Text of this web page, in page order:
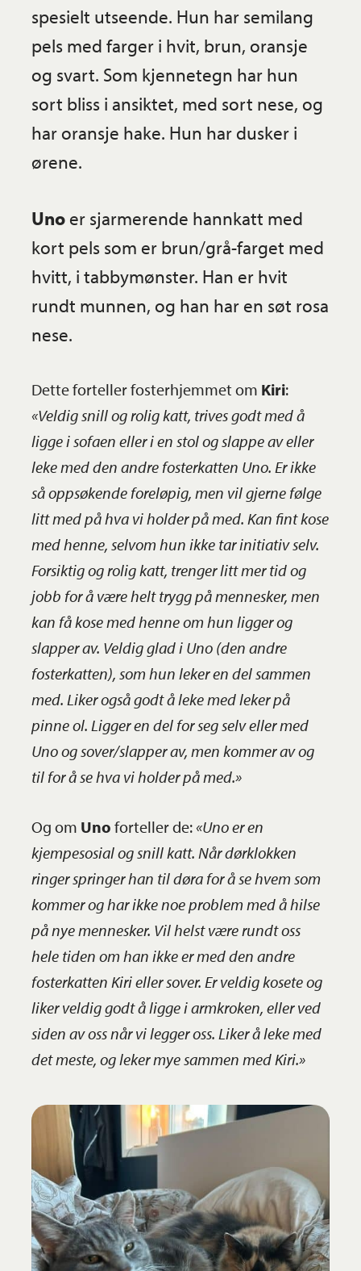
spesielt utseende. Hun har semilang
pels med farger i hvit, brun, oransje
og svart. Som kjennetegn har hun
sort bliss i ansiktet, med sort nese, og
har oransje hake. Hun har dusker i
ørene.
Unoer sjarmerende hannkatt med
kort pels som er brun/grå-farget med
hvitt, i tabbymønster. Han er hvit
rundt munnen, og han har en søt rosa
nese.
Dette forteller fosterhjemmet om Kiri:
«Veldig snill og rolig katt, trives godt med å
ligge i sofaen eller i en stol og slappe av eller
leke med den andre fosterkatten Uno. Er ikke
så oppsøkende foreløpig, men vil gjerne følge
litt med på hva vi holder på med. Kan fint kose
med henne, selvom hun ikke tar initiativ selv.
Forsiktig og rolig katt, trenger litt mer tid og
jobb for å være helt trygg på mennesker, men
kan få kose med henne om hun ligger og
slapper av. Veldig glad i Uno (den andre
fosterkatten), som hun leker en del sammen
med. Liker også godt å leke med leker på
pinne ol. Ligger en del for seg selv eller med
Uno og sover/slapper av, men kommer av og
til for å se hva vi holder på med.»
Og om Uno forteller de:«Uno er en
kjempesosial og snill katt. Når dørklokken
ringer springer han til døra for å se hvem som
kommer og har ikke noe problem med å hilse
på nye mennesker. Vil helst være rundt oss
hele tiden om han ikke er med den andre
fosterkatten Kiri eller sover. Er veldig kosete og
liker veldig godt å ligge i armkroken, eller ved
siden av oss når vi legger oss. Liker å leke med
det meste, og leker mye sammen med Kiri.»